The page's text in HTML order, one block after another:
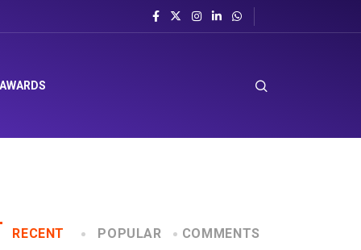
RECENT POPULAR COMMENTS